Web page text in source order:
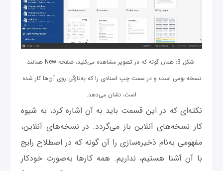
شکل 3: همان ‌گونه که در تصویر مشاهده می‌کنید، صفحه New همانند
نسخه بومی است و در سمت چپ اسنادی را که به‌تازگی روی آن‌ها کار شده
است، نشان می‌دهد.
نکته‌ای که در این قسمت باید به آن اشاره کرد، به شیوه
کار نسخه‌های آنلاین باز می‌گردد. در نسخه‌های آنلاین،
مفهومی به‌نام ذخیره‌سازی را آن ‌گونه که در اصطلاح رایج
با آن آشنا هستیم، نداریم. همه کارها به‌صورت خودکار